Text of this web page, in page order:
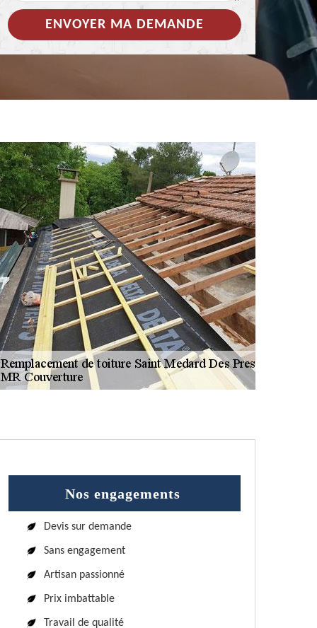
Nos engagements
Devis sur demande
Sans engagement
Artisan passionné
Prix imbattable
Travail de qualité